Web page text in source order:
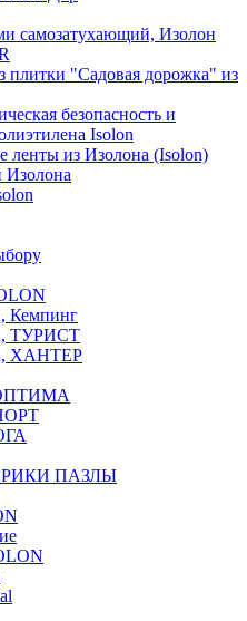
самозатухающий, Изолон
плитки "Садовая дорожка" из
безопасность и
Isolon
ленты из Изолона (Isolon)
Изолона
ТУРИСТ
ХАНТЕР
ПАЗЛЫ